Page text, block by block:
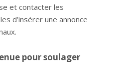
et contacter les
d’insérer une annonce
pour soulager